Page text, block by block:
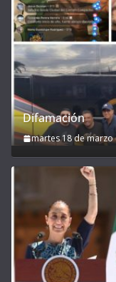
Difamación
martes 18 de marzo